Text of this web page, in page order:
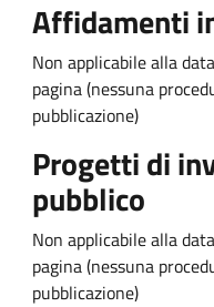
Affidamenti
Non applicabile alla
pagina (nessuna
pubblicazione)
Progetti di
pubblico
Non applicabile alla
pagina (nessuna
pubblicazione)